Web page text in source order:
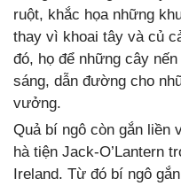
ruột, khắc họa những
thay vì khoai tây và củ
đó, họ để những cây
sáng, dẫn đường cho
vưởng.
Quả bí ngô còn gắn liền
hà tiện Jack-O’Lantern
Ireland. Từ đó bí ngô